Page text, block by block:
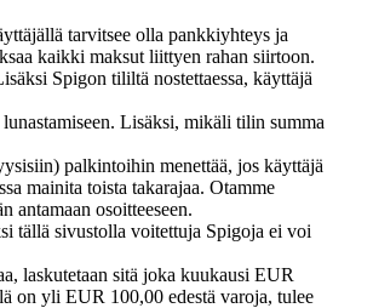
tarvitsee olla pankkiyhteys ja
kaikki maksut liittyen rahan siirtoon.
Spigon tililtä nostettaessa, käyttäjä
Lisäksi, mikäli tilin summa
palkintoihin menettää, jos käyttäjä
mainita toista takarajaa. Otamme
antamaan osoitteeseen.
tällä sivustolla voitettuja Spigoja ei voi
laskutetaan sitä joka kuukausi EUR
on yli EUR 100,00 edestä varoja, tulee